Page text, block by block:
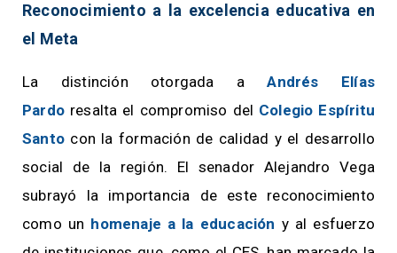
Reconocimiento a la excelencia educativa en
el Meta
La distinción otorgada aAndrés Elías
Pardo resalta el compromiso del Colegio Espíritu
Santo con la formación de calidad y el desarrollo
social de la región. El senador Alejandro Vega
subrayó la importancia de este reconocimiento
como un homenaje a la educación y al esfuerzo